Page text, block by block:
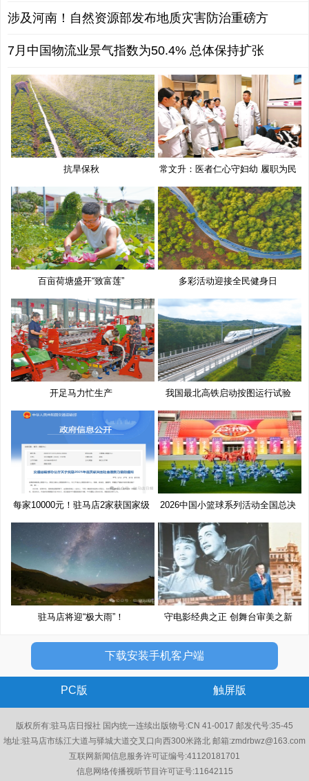
涉及河南！自然资源部发布地质灾害防治重磅方
7月中国物流业景气指数为50.4% 总体保持扩张
抗旱保秋 常文升：医者仁心守妇幼 履职为民
百亩荷塘盛开“致富莲” 多彩活动迎接全民健身日
开足马力忙生产 我国最北高铁启动按图运行试验
每家10000元！驻马店2家获国家级
奖
2026中国小篮球系列活动全国总决
赛
驻马店将迎“极大雨”！ 守电影经典之正 创舞台审美之新
下载安装手机客户端
PC版 触屏版
版权所有:驻马店日报社 国内统一连续出版物号:CN 41-0017 邮发代号:35-45
地址:驻马店市练江大道与驿城大道交叉口向西300米路北 邮箱:zmdrbwz@163.com
互联网新闻信息服务许可证编号:41120181701
信息网络传播视听节目许可证号:11642115